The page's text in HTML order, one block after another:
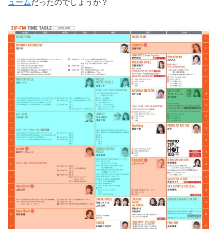
ュームだったのでしょうか？